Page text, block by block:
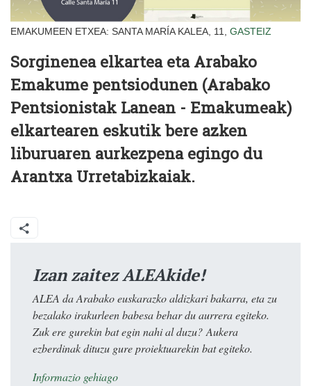
EMAKUMEEN ETXEA: SANTA MARÍA KALEA, 11, GASTEIZ
Sorginenea elkartea eta Arabako
Emakume pentsiodunen (Arabako
Pentsionistak Lanean - Emakumeak)
elkartearen eskutik bere azken
liburuaren aurkezpena egingo du
Arantxa Urretabizkaiak.
Izan zaitez ALEAkide!
ALEA da Arabako euskarazko aldizkari bakarra, eta zu
bezalako irakurleen babesa behar du aurrera egiteko.
Zuk ere gurekin bat egin nahi al duzu? Aukera
ezberdinak dituzu gure proiektuarekin bat egiteko.
Informazio gehiago